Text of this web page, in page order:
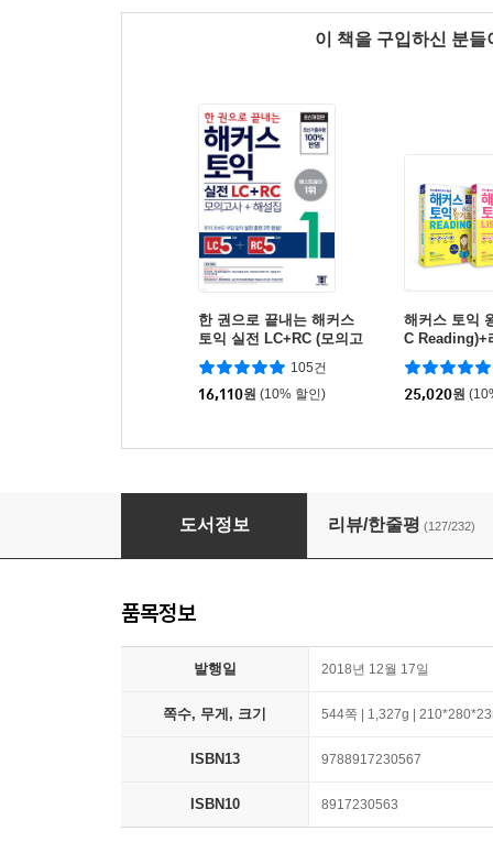
이 책을 구입하신 분
한 권으로 끝내는 해커스
토익 실전 LC+RC (모의고
사+해설집) 1
105건
16,110원 (10% 할인)
해커스 토익
C Reading)+
stening) 세트
25,020원
ETS 토익 정기시험 기출문제집 1000 Vol.1
도서정보 리뷰/한줄평 (127/232)
품목정보
발행일 2018년 12월 17일
쪽수, 무게, 크기 544쪽 | 1,327g |
ISBN13 9788917230567
ISBN10 8917230563